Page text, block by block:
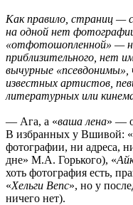
Как правило, страниц —
на одной нет
«отфотошопленной» —
приблизительного, нет
вычурные
известных артистов,
литературных или
— Ага, а «ваша лена» —
В избранных у Вшивой: «
фотографии, ни адреса,
дне» М.А. Горького), «
хоть фотография есть,
«Хельги Вепс», но у
ничего нет).